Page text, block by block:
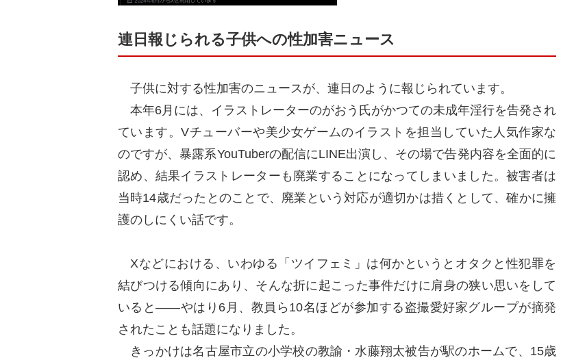
連日報じられる子供への性加害ニュース
子供に対する性加害のニュースが、連日のように報じられています。
本年6月には、イラストレーターのがおう氏がかつての未成年淫行を告発され
ています。Vチューバーや美少女ゲームのイラストを担当していた人気作家な
のですが、暴露系YouTuberの配信にLINE出演し、その場で告発内容を全面的に
認め、結果イラストレーターも廃業することになってしまいました。被害者は
当時14歳だったとのことで、廃業という対応が適切かは措くとして、確かに擁
護のしにくい話です。
Xなどにおける、いわゆる「ツイフェミ」は何かというとオタクと性犯罪を
結びつける傾向にあり、そんな折に起こった事件だけに肩身の狭い思いをして
いると――やはり6月、教員ら10名ほどが参加する盗撮愛好家グループが摘発
されたことも話題になりました。
きっかけは名古屋市立の小学校の教諭・水藤翔太被告が駅のホームで、15歳